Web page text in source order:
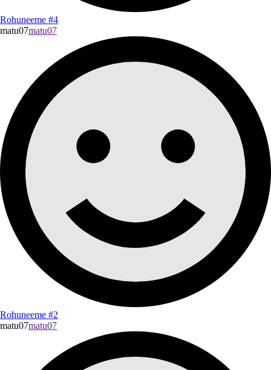
Rohuneeme #4
matu07matu07
Rohuneeme #2
matu07matu07